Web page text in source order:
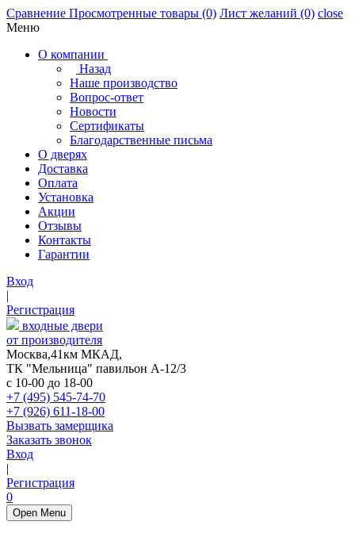
Сравнение Просмотренные товары (0) Лист желаний (0) close
Меню
О компании
Назад
Наше производство
Вопрос-ответ
Новости
Сертификаты
Благодарственные письма
О дверях
Доставка
Оплата
Установка
Акции
Отзывы
Контакты
Гарантии
Вход
|
Регистрация
входные двери
от производителя
Москва,41км МКАД,
ТК "Мельница" павильон А-12/3
с 10-00 до 18-00
+7 (495) 545-74-70
+7 (926) 611-18-00
Вызвать замерщика
Заказать звонок
Вход
|
Регистрация
0
Open Menu